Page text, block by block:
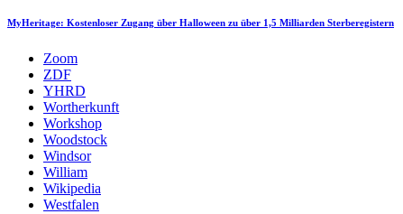
MyHeritage: Kostenloser Zugang über Halloween zu über 1,5 Milliarden Sterberegistern
Zoom
ZDF
YHRD
Wortherkunft
Workshop
Woodstock
Windsor
William
Wikipedia
Westfalen